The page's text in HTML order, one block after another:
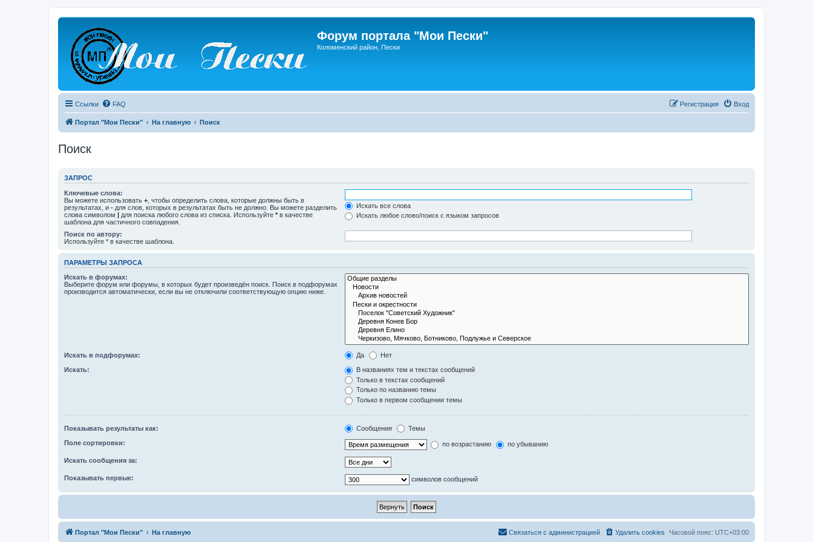
Форум портала "Мои Пески"
Коломенский район, Пески
Ссылки FAQ Вход
Регистрация
Портал "Мои Пески" На главную Поиск
Поиск
ЗАПРОС
Ключевые слова:
Вы можете использовать + , чтобы определить слова, которые должны быть в
результатах, и - для слов, которых в результатах быть не должно. Вы можете разделить
слова символом | для поиска любого слова из списка. Используйте * в качестве
шаблона для частичного совпадения.
Искать все слова
Искать любое слово/поиск с языком запросов
Поиск по автору:
Используйте * в качестве шаблона.
ПАРАМЕТРЫ ЗАПРОСА
Искать в форумах:
Выберите форум или форумы, в которых будет произведён поиск. Поиск в подфорумах
производится автоматически, если вы не отключили соответствующую опцию ниже.
Искать в подфорумах: Да Нет
Искать:
В названиях тем и текстах сообщений
Только в текстах сообщений
Только по названию темы
Только в первом сообщении темы
Показывать результаты как: Сообщения Темы
Поле сортировки: по возрастанию по убыванию
Искать сообщения за:
Показывать первые: символов сообщений
Портал "Мои Пески" На главную Часовой пояс: UTC+03:00
Удалить cookies
Связаться с администрацией